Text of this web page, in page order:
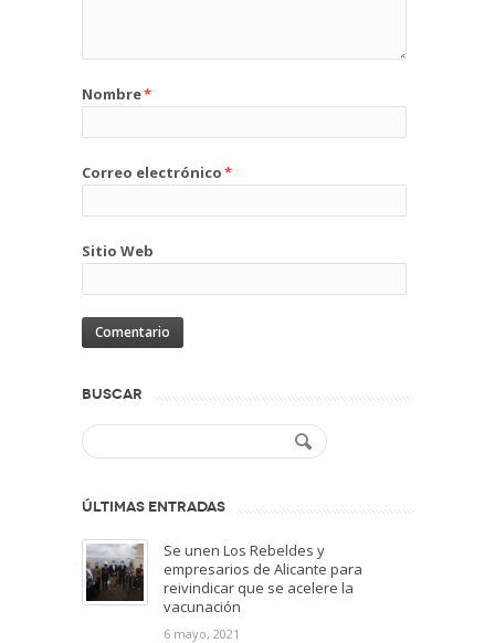
Nombre*
Correo electrónico*
Sitio Web
BUSCAR
ÚLTIMAS ENTRADAS
Se unen Los Rebeldes y
empresarios de Alicante para
reivindicar que se acelere la
vacunación
6 mayo, 2021